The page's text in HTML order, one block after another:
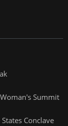
Summit
Conclave